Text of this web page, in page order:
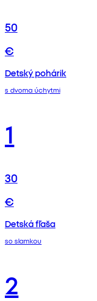
50
€
Detský pohárik
s dvoma úchytmi
1
30
€
Detská fľaša
so slamkou
2